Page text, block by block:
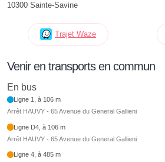
10300 Sainte-Savine
Trajet Waze
Venir en transports en commun
En bus
Ligne 1, à 106 m
Arrêt HAUVY - 65 Avenue du General Gallieni
Ligne D4, à 106 m
Arrêt HAUVY - 65 Avenue du General Gallieni
Ligne 4, à 485 m